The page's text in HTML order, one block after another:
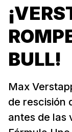
BULL!
Max
de rescisión
antes de las